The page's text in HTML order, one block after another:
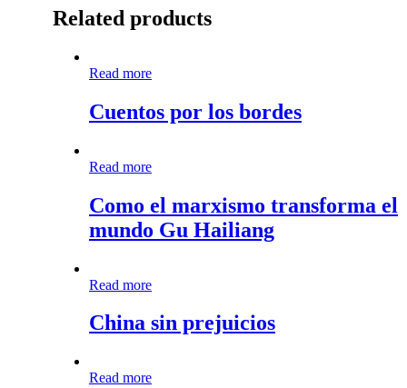
Related products
Cuentos
los
bordes
Read more
Cuentos por los bordes
Como
marxismo
transforma
el
Hailiang
Read more
Como el marxismo transforma el
mundo Gu Hailiang
China
prejuicios
Read more
China sin prejuicios
Vendrá
Read more